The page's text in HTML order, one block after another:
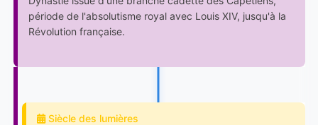
période de l'absolutisme royal avec Louis XIV, jusqu'à la
Révolution française.
Siècle des lumières